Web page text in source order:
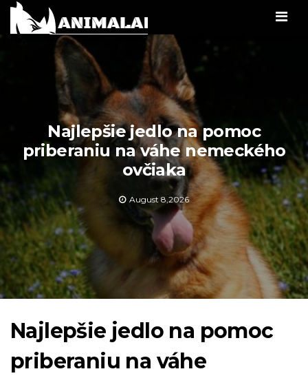
Najlepšie jedlo na pomoc
priberaniu na váhe nemeckého
ovčiaka
August 8,2026
Najlepšie jedlo na pomoc
priberaniu na váhe